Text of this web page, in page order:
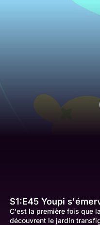
S1:E45 Youpi
C'est la première fois que
découvrent le jardin